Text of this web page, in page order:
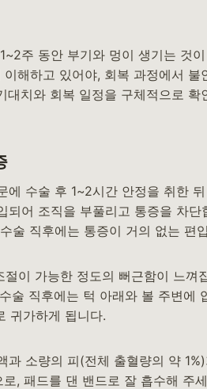
주 동안 부기와 멍이 생기는 것
해하고 있어야, 회복 과정에서 불
치와 회복 일정을 구체적으로 확
에 수술 후 1~2시간 안정을 취한
되어 조직을 부풀리고 통증을 차단
술 직후에는 통증이 거의 없는 편
이 가능한 정도의 뻐근함이 느껴
술 직후에는 턱 아래와 볼 주변에
귀가하게 됩니다.
소량의 피(전체 출혈량의 약
, 패드를 댄 밴드로 잘 흡수해 주